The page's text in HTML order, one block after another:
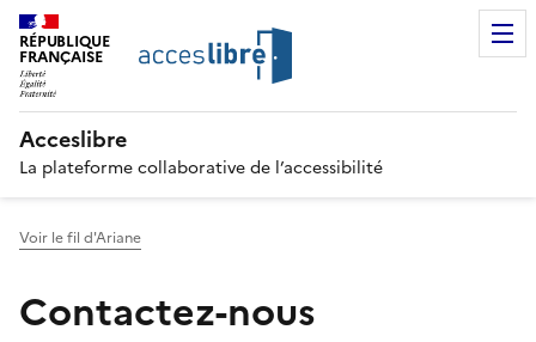
RÉPUBLIQUE
FRANÇAISE
Acceslibre
La plateforme collaborative de l’accessibilité
Voir le fil d'Ariane
Contactez-nous